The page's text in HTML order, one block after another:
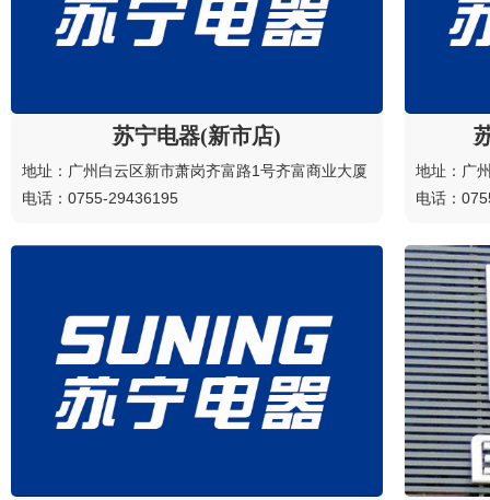
苏宁电器(新市店)
地址：广州白云区新市萧岗齐富路1号齐富商业大厦
电话：0755-29436195
地址：广
电话：